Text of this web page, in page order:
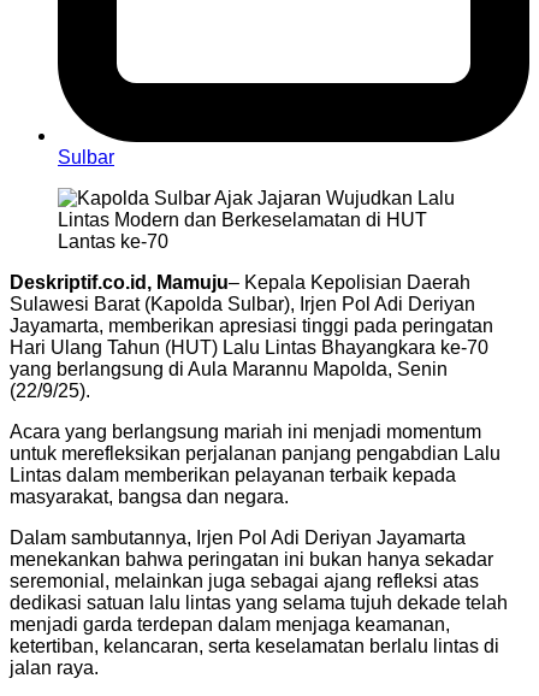
Sulbar
Deskriptif.co.id, Mamuju– Kepala Kepolisian Daerah
Sulawesi Barat (Kapolda Sulbar), Irjen Pol Adi Deriyan
Jayamarta, memberikan apresiasi tinggi pada peringatan
Hari Ulang Tahun (HUT) Lalu Lintas Bhayangkara ke-70
yang berlangsung di Aula Marannu Mapolda, Senin
(22/9/25).
Acara yang berlangsung mariah ini menjadi momentum
untuk merefleksikan perjalanan panjang pengabdian Lalu
Lintas dalam memberikan pelayanan terbaik kepada
masyarakat, bangsa dan negara.
Dalam sambutannya, Irjen Pol Adi Deriyan Jayamarta
menekankan bahwa peringatan ini bukan hanya sekadar
seremonial, melainkan juga sebagai ajang refleksi atas
dedikasi satuan lalu lintas yang selama tujuh dekade telah
menjadi garda terdepan dalam menjaga keamanan,
ketertiban, kelancaran, serta keselamatan berlalu lintas di
jalan raya.